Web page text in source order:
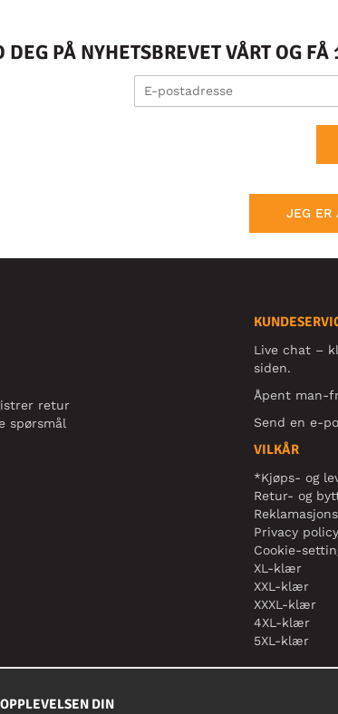
DEG PÅ NYHETSBREVET VÅRT OG
JEG ER
retur
spørsmål
Live chat –
siden.
Åpent man-
Send en e-
VILKÅR
*Kjøps- og
Retur- og
Privacy policy
Cookie-
XL-klær
XXL-klær
XXXL-klær
4XL-klær
5XL-klær
DIN